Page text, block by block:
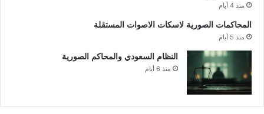
منذ 4 أيام
المحاكمات الصورية لاسكات الاصوات المستقلة
منذ 5 أيام
النظام السعودي والمحاكم الصورية
منذ 6 أيام